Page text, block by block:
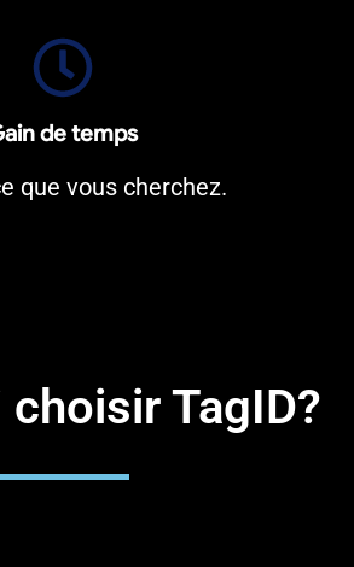
de temps
que vous cherchez.
TagID?